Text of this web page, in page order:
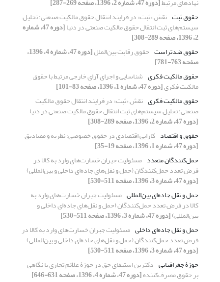
حقوق ثبت نقش «ثبت» در فرایند انتقال حقوق مالکیت صنعتی: تحلیل
سیستم‌های ثبت انتقال حقوق مالکیت صنعتی در دنیا [دوره 47، شماره
2، 1396، صفحه 289-308]
حقوق ضدتراست حقوق رقابت بین‌الملل [دوره 47، شماره 4، 1396،
صفحه 763-781]
حقوق مالکیت فکری شناسایی و اجرای آرای خارجی مرتبط با حقوق
مالکیت فکری[دوره 47، شماره 1، 1396، صفحه 83-101]
حقوق مالکیت فکری نقش «ثبت» در فرایند انتقال حقوق مالکیت
صنعتی: تحلیل سیستم‌های ثبت انتقال حقوق مالکیت صنعتی در دنیا
[دوره 47، شماره 2، 1396، صفحه 289-308]
حقوق و اقتصاد کارایی اقتصادی در حقوق خصوصی؛ نظریه و مصادیق
[دوره 47، شماره 1، 1396، صفحه 19-35]
حمل‌کنندگان متعدد مسئولیت جبران خسارت‌های وارد به کالا در
فرض تعدد حمل‌کنندگان (حمل و نقل‌های جاده‌ای داخلی و بین‌المللی)
[دوره 47، شماره 3، 1396، صفحه 511-530]
حمل و نقل جاده‌ای بین‌المللی مسئولیت جبران خسارت‌های وارد به
کالا در فرض تعدد حمل‌کنندگان (حمل و نقل‌های جاده‌ای داخلی و
بین‌المللی)[دوره 47، شماره 3، 1396، صفحه 511-530]
حمل و نقل جاده‌ای داخلی مسئولیت جبران خسارت‌های وارد به کالا در
فرض تعدد حمل‌کنندگان (حمل و نقل‌های جاده‌ای داخلی و بین‌المللی)
[دوره 47، شماره 3، 1396، صفحه 511-530]
حوزۀ جغرافیایی دکترین استیفای حق در حوزۀ علائم تجاری با نگاهی
بر حقوق مصرف‌کننده[دوره 47، شماره 4، 1396، صفحه 631-646]